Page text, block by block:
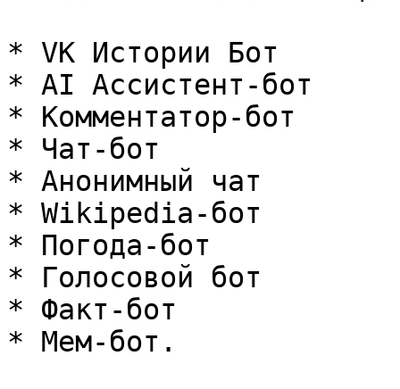
* VK Истории Бот
* AI Ассистент-бот
* Комментатор-бот
* Чат-бот
* Анонимный чат
* Wikipedia-бот
* Погода-бот
* Голосовой бот
* Факт-бот
* Мем-бот.